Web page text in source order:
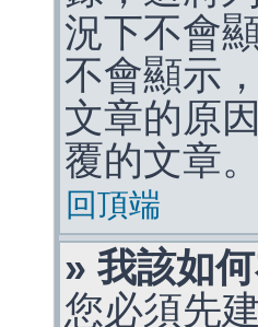
況下不會
不會顯示
文章的原
覆的文章。
回頂端
» 我該如
您必須先